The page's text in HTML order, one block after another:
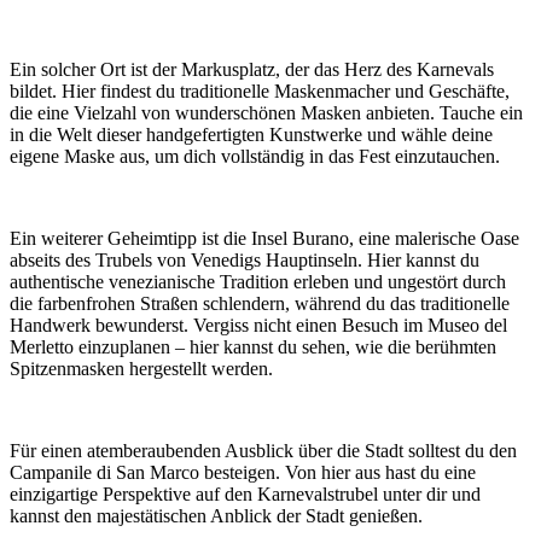
Ein solcher Ort ist der Markusplatz, der das Herz des Karnevals
bildet. Hier findest du traditionelle Maskenmacher und Geschäfte,
die eine Vielzahl von wunderschönen Masken anbieten. Tauche ein
in die Welt dieser handgefertigten Kunstwerke und wähle deine
eigene Maske aus, um dich vollständig in das Fest einzutauchen.
Ein weiterer Geheimtipp ist die Insel Burano, eine malerische Oase
abseits des Trubels von Venedigs Hauptinseln. Hier kannst du
authentische venezianische Tradition erleben und ungestört durch
die farbenfrohen Straßen schlendern, während du das traditionelle
Handwerk bewunderst. Vergiss nicht einen Besuch im Museo del
Merletto einzuplanen – hier kannst du sehen, wie die berühmten
Spitzenmasken hergestellt werden.
Für einen atemberaubenden Ausblick über die Stadt solltest du den
Campanile di San Marco besteigen. Von hier aus hast du eine
einzigartige Perspektive auf den Karnevalstrubel unter dir und
kannst den majestätischen Anblick der Stadt genießen.